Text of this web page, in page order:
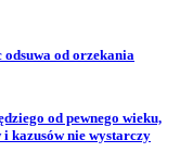
z
odsuwa od orzekania
od pewnego wieku,
kazusów nie wystarczy